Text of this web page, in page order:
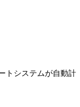
トシステムが自動計